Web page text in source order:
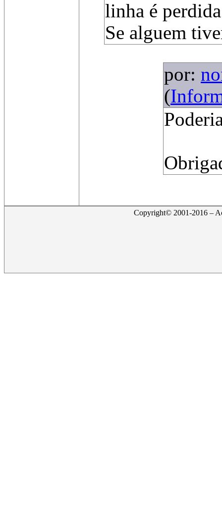
linha é
Se alguem
por:
(
Copyright© 2001-2016 –